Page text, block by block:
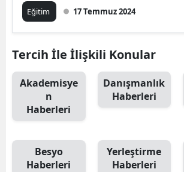
Eğitim 17 Temmuz 2024
Tercih İle İlişkili Konular
Akademisye
n
Haberleri
Danışmanlık
Haberleri
Besyo
Haberleri
Yerleştirme
Haberleri